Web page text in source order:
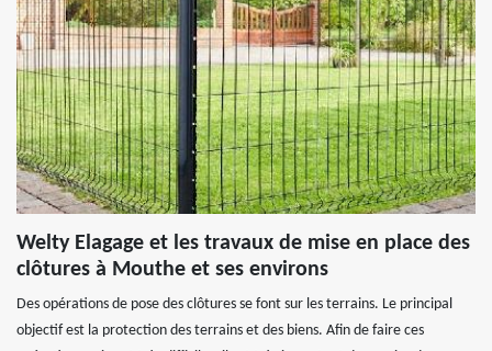
Welty Elagage et les travaux de mise en place des
clôtures à Mouthe et ses environs
Des opérations de pose des clôtures se font sur les terrains. Le principal
objectif est la protection des terrains et des biens. Afin de faire ces